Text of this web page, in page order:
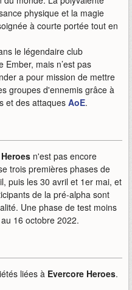
physique et la magie
à courte portée tout en
le légendaire club
Ember, mais n’est pas
a pour mission de mettre
groupes d'ennemis grâce à
et des attaques AoE.
n'est pas encore
trois premières phases de
puis les 30 avril et 1er mai, et
de la pré-alpha sont
Une phase de test moins
16 octobre 2022.
liées à Evercore Heroes.